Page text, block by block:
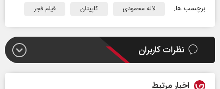
برچسب ها: لاله محمودی کاپیتان فیلم فجر
نظرات کاربران
اخبار مرتبط